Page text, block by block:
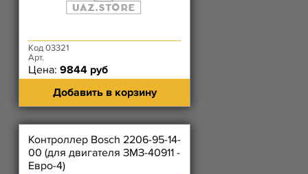
Код 03321
Арт.
Цена: 9844 руб
Добавить в корзину
Контроллер Bosch 2206-95-14-
00 (для двигателя ЗМЗ-40911 -
Евро-4)